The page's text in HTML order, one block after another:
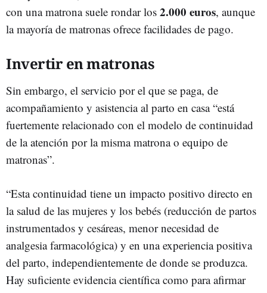
con una matrona suele rondar los 2.000 euros, aunque
la mayoría de matronas ofrece facilidades de pago.
Invertir en matronas
Sin embargo, el servicio por el que se paga, de
acompañamiento y asistencia al parto en casa “está
fuertemente relacionado con el modelo de continuidad
de la atención por la misma matrona o equipo de
matronas”.
“Esta continuidad tiene un impacto positivo directo en
la salud de las mujeres y los bebés (reducción de partos
instrumentados y cesáreas, menor necesidad de
analgesia farmacológica) y en una experiencia positiva
del parto, independientemente de donde se produzca.
Hay suficiente evidencia científica como para afirmar